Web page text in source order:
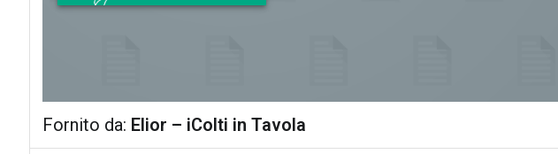
Fornito da: Elior – iColti in Tavola